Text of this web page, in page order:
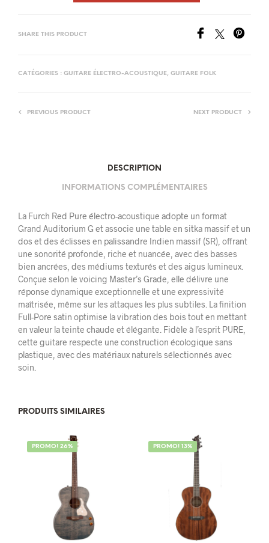
SHARE THIS PRODUCT
CATÉGORIES : GUITARE ÉLECTRO-ACOUSTIQUE, GUITARE FOLK
PREVIOUS PRODUCT NEXT PRODUCT
DESCRIPTION
INFORMATIONS COMPLÉMENTAIRES
La Furch Red Pure électro-acoustique adopte un format
Grand Auditorium G et associe une table en sitka massif et un
dos et des éclisses en palissandre Indien massif (SR), offrant
une sonorité profonde, riche et nuancée, avec des basses
bien ancrées, des médiums texturés et des aigus lumineux.
Conçue selon le voicing Master’s Grade, elle délivre une
réponse dynamique exceptionnelle et une expressivité
maîtrisée, même sur les attaques les plus subtiles. La finition
Full-Pore satin optimise la vibration des bois tout en mettant
en valeur la teinte chaude et élégante. Fidèle à l’esprit PURE,
cette guitare respecte une construction écologique sans
plastique, avec des matériaux naturels sélectionnés avec
soin.
PRODUITS SIMILAIRES
PROMO! 26% PROMO! 13%